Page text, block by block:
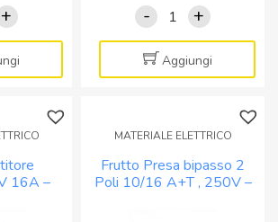
+ -
Frutto
Copriforo
Serie
+
Aggiungi
16A –
MATERIALE ELETTRICO
Frutto Presa bipasso 2
Poli 10/16 A+T , 250V –